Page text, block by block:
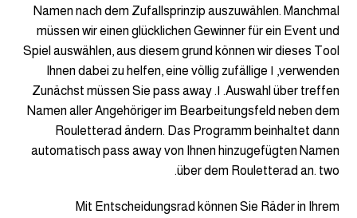
Namen nach dem Zufallsprinzip auszuwählen. Manchmal
müssen wir einen glücklichen Gewinner für ein Event und
Spiel auswählen, aus diesem grund können wir dieses Tool
verwenden, ١ Ihnen dabei zu helfen, eine völlig zufällige
Auswahl über treffen. ١. Zunächst müssen Sie pass away
Namen aller Angehöriger im Bearbeitungsfeld neben dem
Rouletterad ändern. Das Programm beinhaltet dann
automatisch pass away von Ihnen hinzugefügten Namen
über dem Rouletterad an. two.
Mit Entscheidungsrad können Sie Räder in Ihrem